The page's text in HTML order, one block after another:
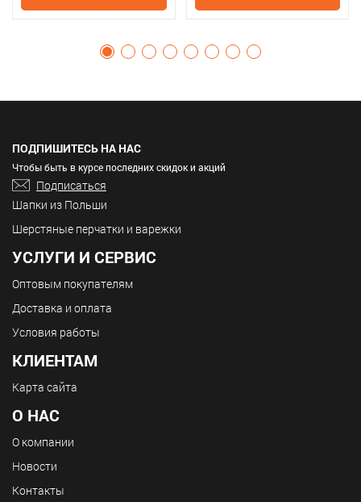
ПОДПИШИТЕСЬ НА НАС
Чтобы быть в курсе последних скидок и акций
Подписаться
Шапки из Польши
Шерстяные перчатки и варежки
УСЛУГИ И СЕРВИС
Оптовым покупателям
Доставка и оплата
Условия работы
КЛИЕНТАМ
Карта сайта
О НАС
О компании
Новости
Контакты